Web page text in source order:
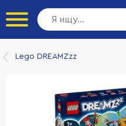
Lego DREAMZzz